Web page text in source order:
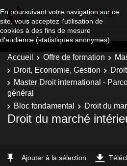
En poursuivant votre navigation sur ce
site, vous acceptez l'utilisation de
cookies à des fins de mesure
d'audience (statistiques anonymes).
Accueil Offre de formation
Droit, Economie, Gestion
Master Droit international -
général
Bloc fondamental
Droit du
Droit du marché
Ajouter à la sélection